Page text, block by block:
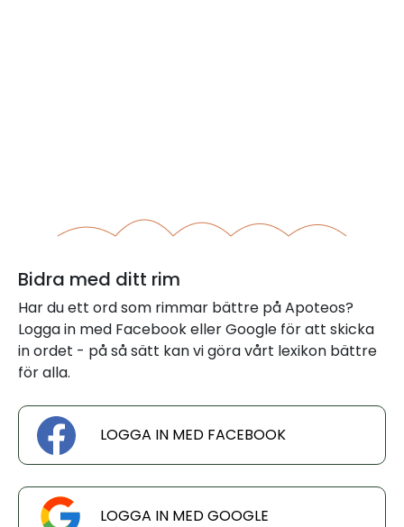
Bidra med ditt rim
Har du ett ord som rimmar bättre på Apoteos?
Logga in med Facebook eller Google för att skicka
in ordet - på så sätt kan vi göra vårt lexikon bättre
för alla.
LOGGA IN MED FACEBOOK
LOGGA IN MED GOOGLE